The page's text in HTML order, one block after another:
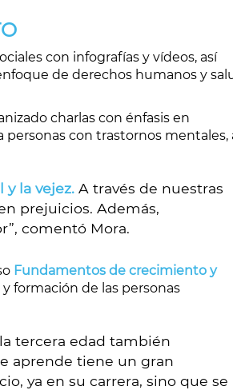
con infografías y vídeos, así
de derechos humanos y
charlas con énfasis en
con trastornos mentales,
la vejez. A través de nuestras
prejuicios. Además,
comentó Mora.
Fundamentos de crecimiento y
formación de las personas
tercera edad también
aprende tiene un gran
ya en su carrera, sino que se